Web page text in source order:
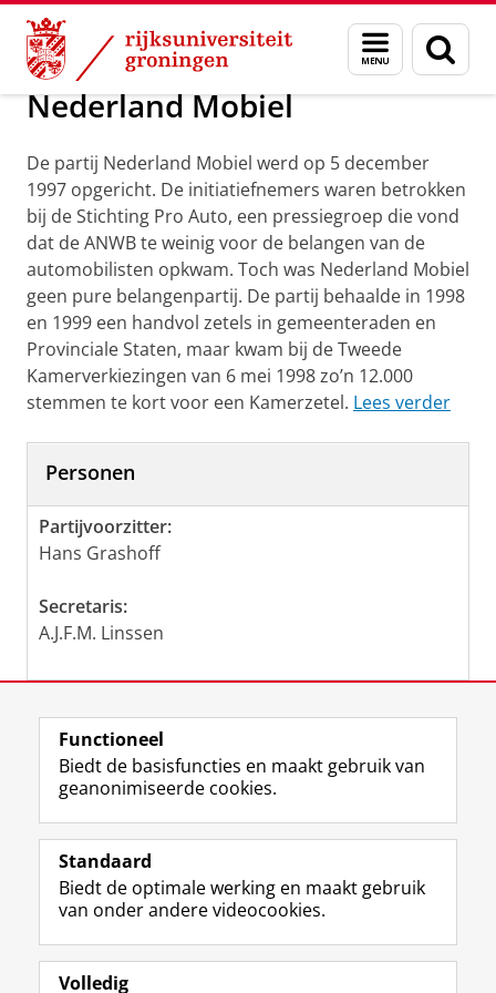
Skip
Content
Skip
Navigation
Menu
en
zoeken
Onderzoek Nederland Mobiel
Nederland Mobiel
De partij Nederland Mobiel werd op 5 december
1997 opgericht. De initiatiefnemers waren betrokken
bij de Stichting Pro Auto, een pressiegroep die vond
dat de ANWB te weinig voor de belangen van de
automobilis­ten opkwam. Toch was Nederland Mobiel
geen pure belangenpartij. De partij behaalde in 1998
en 1999 een handvol zetels in gemeenteraden en
Provinciale Staten, maar kwam bij de Tweede
Kamerverkie­zingen van 6 mei 1998 zo’n 12.000
stemmen te kort voor een Kamerzetel. Lees verder
Personen
Partijvoorzitter:
Hans Grashoff
Secretaris:
A.J.F­.­M. Linssen
Laatst gewijzigd: 21 februari 2023 12:20
Volg de RUG
F
a
e
b
o
L
i
k
e
I
R
S
-
f
e
I
n
t
r
Y
o
T
e
Studiekiezers
Alumni
Functioneel
Biedt de basisfuncties en maakt gebruik van
geanonimiseerde cookies.
Standaard
Biedt de optimale werking en maakt gebruik
van onder andere videocookies.
Volledig